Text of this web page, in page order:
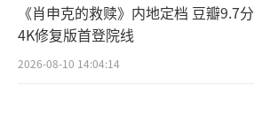
《肖申克的救赎》内地定档 豆瓣9.7分
4K修复版首登院线
2026-08-10 14:04:14